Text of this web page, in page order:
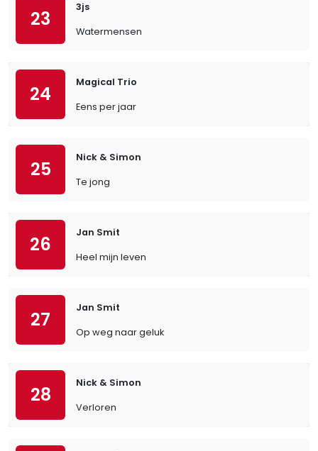
23
3js
Watermensen
24
Magical Trio
Eens per jaar
25
Nick & Simon
Te jong
26
Jan Smit
Heel mijn leven
27
Jan Smit
Op weg naar geluk
28
Nick & Simon
Verloren